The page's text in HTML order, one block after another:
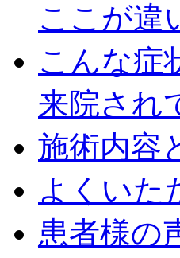
ここが違
こんな症
来院され
施術内容
よくいた
患者様の